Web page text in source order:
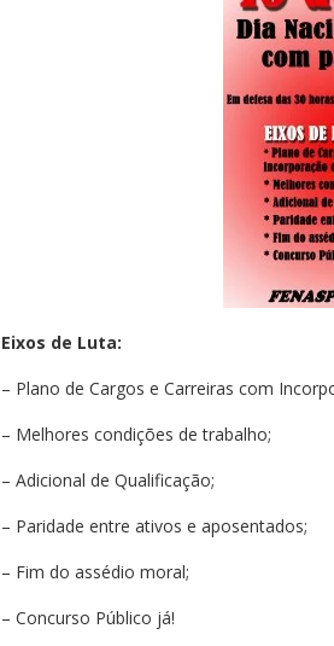
Eixos de Luta:
– Plano de Cargos e Carreiras com
– Melhores condições de trabalho;
– Adicional de Qualificação;
– Paridade entre ativos e aposentados;
– Fim do assédio moral;
– Concurso Público já!